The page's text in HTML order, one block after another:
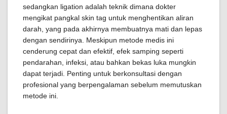
sedangkan ligation adalah teknik dimana dokter
mengikat pangkal skin tag untuk menghentikan aliran
darah, yang pada akhirnya membuatnya mati dan lepas
dengan sendirinya. Meskipun metode medis ini
cenderung cepat dan efektif, efek samping seperti
pendarahan, infeksi, atau bahkan bekas luka mungkin
dapat terjadi. Penting untuk berkonsultasi dengan
profesional yang berpengalaman sebelum memutuskan
metode ini.